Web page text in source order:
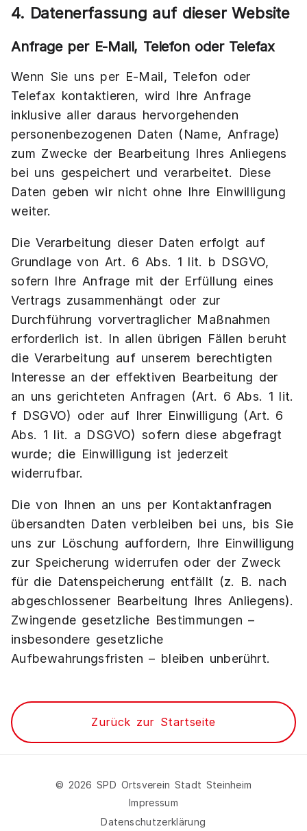
4. Datenerfassung auf dieser Website
Anfrage per E-Mail, Telefon oder Telefax
Wenn Sie uns per E-Mail, Telefon oder
Telefax kontaktieren, wird Ihre Anfrage
inklusive aller daraus hervorgehenden
personenbezogenen Daten (Name, Anfrage)
zum Zwecke der Bearbeitung Ihres Anliegens
bei uns gespeichert und verarbeitet. Diese
Daten geben wir nicht ohne Ihre Einwilligung
weiter.
Die Verarbeitung dieser Daten erfolgt auf
Grundlage von Art. 6 Abs. 1 lit. b DSGVO,
sofern Ihre Anfrage mit der Erfüllung eines
Vertrags zusammenhängt oder zur
Durchführung vorvertraglicher Maßnahmen
erforderlich ist. In allen übrigen Fällen beruht
die Verarbeitung auf unserem berechtigten
Interesse an der effektiven Bearbeitung der
an uns gerichteten Anfragen (Art. 6 Abs. 1 lit.
f DSGVO) oder auf Ihrer Einwilligung (Art. 6
Abs. 1 lit. a DSGVO) sofern diese abgefragt
wurde; die Einwilligung ist jederzeit
widerrufbar.
Die von Ihnen an uns per Kontaktanfragen
übersandten Daten verbleiben bei uns, bis Sie
uns zur Löschung auffordern, Ihre Einwilligung
zur Speicherung widerrufen oder der Zweck
für die Datenspeicherung entfällt (z. B. nach
abgeschlossener Bearbeitung Ihres Anliegens).
Zwingende gesetzliche Bestimmungen –
insbesondere gesetzliche
Aufbewahrungsfristen – bleiben unberührt.
Zurück zur Startseite
© 2026 SPD Ortsverein Stadt Steinheim
Impressum
Datenschutzerklärung